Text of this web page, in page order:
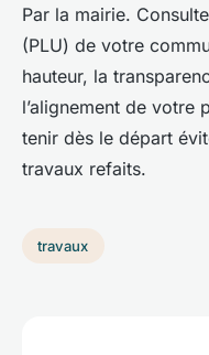
Par la mairie.
(PLU) de votre
hauteur, la
l’alignement de votre
tenir dès le départ
travaux refaits.
travaux